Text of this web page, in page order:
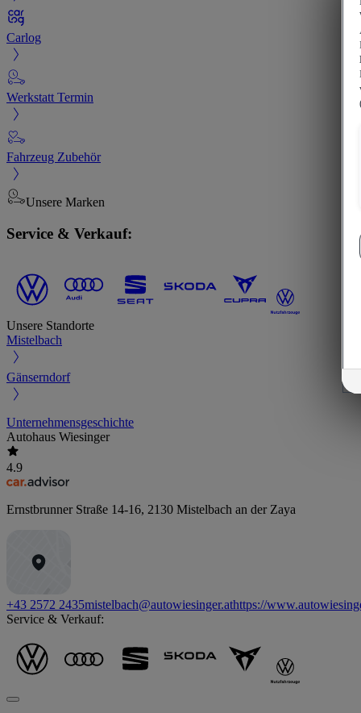
Carlog
Werkstatt Termin
Fahrzeug Zubehör
Unsere Marken
Service & Verkauf:
Unsere Standorte
Mistelbach
Gänserndorf
Unternehmensgeschichte
Autohaus Wiesinger
4.9
Ernstbrunner Straße 14-16, 2130 Mistelbach an der Zaya
+43 2572 2435mistelbach@autowiesinger.athttps://
Service & Verkauf: